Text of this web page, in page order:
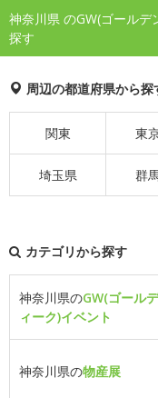
神奈川県 のGW(ゴール
探す
周辺の都道府県から探
関東 東
埼玉県 群
カテゴリから探す
神奈川県のGW(ゴール
ィーク)イベント
神奈川県の物産展